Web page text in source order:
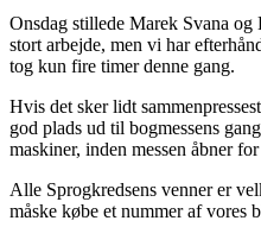
Onsdag stillede Marek Svana
stort arbejde, men vi har
tog kun fire timer denne gang.
Hvis det sker lidt
god plads ud til bogmessens
maskiner, inden messen åbner
Alle Sprogkredsens venner er
måske købe et nummer af vores